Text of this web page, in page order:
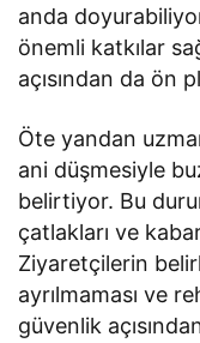
anda
önemli katkılar
açısından da ön
Öte yandan
ani düşmesiyle
belirtiyor. Bu
çatlakları ve
Ziyaretçilerin
ayrılmaması ve
güvenlik